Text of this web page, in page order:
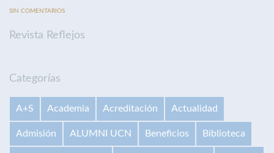
SIN COMENTARIOS
Revista Reflejos
Categorías
A+S Academia Acreditación Actualidad
Admisión ALUMNI UCN Beneficios Biblioteca